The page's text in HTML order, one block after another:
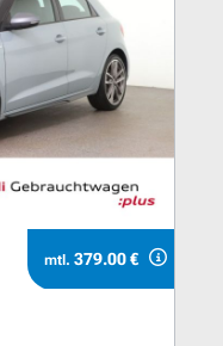
mtl. 379.00 €